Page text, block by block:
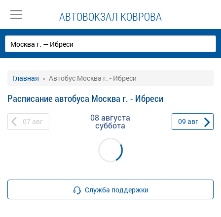
АВТОВОКЗАЛ КОВРОВА
Главная Автобус Москва г. - Ибреси
Расписание автобуса Москва г. - Ибреси
07 авг 08 августа
суббота 09 авг
Служба поддержки